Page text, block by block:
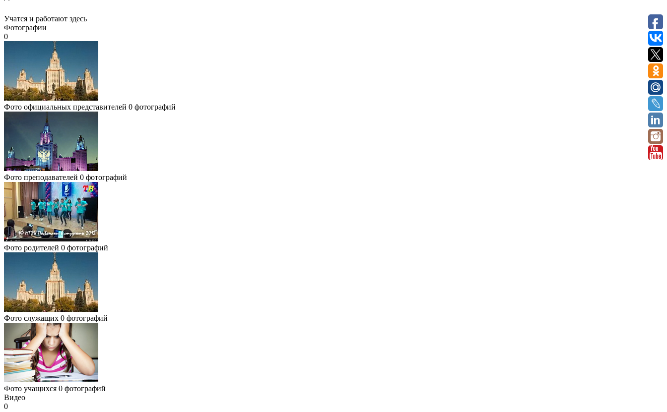
Учатся и работают здесь
Фотографии
0
Фото официальных представителей 0 фотографий
Фото преподавателей 0 фотографий
Фото родителей 0 фотографий
Фото служащих 0 фотографий
Фото учащихся 0 фотографий
Видео
0